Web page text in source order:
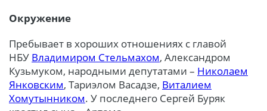
Окружение
Пребывает в хороших отношениях с главой
НБУ Владимиром Стельмахом, Александром
Кузьмуком, народными депутатами – Николаем
Янковским, Тариэлом Васадзе, Виталием
Хомутынником. У последнего Сергей Буряк